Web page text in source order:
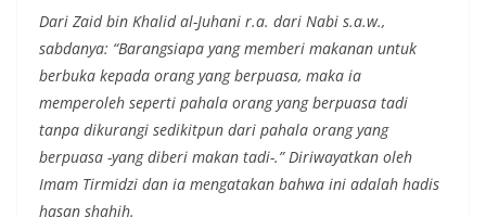
Dari Zaid bin Khalid al-Juhani r.a. dari Nabi s.a.w.,
sabdanya: “Barangsiapa yang memberi makanan untuk
berbuka kepada orang yang berpuasa, maka ia
memperoleh seperti pahala orang yang berpuasa tadi
tanpa dikurangi sedikitpun dari pahala orang yang
berpuasa -yang diberi makan tadi-.” Diriwayatkan oleh
Imam Tirmidzi dan ia mengatakan bahwa ini adalah hadis
hasan shahih.